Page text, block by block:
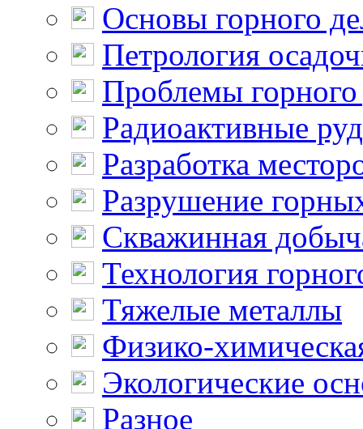
Основы горного
Петрология
Проблемы горного
Радиоактивные
Разработка
Разрушение
Скважинная
Технология
Тяжелые металлы
Физико-
Экологические
Разное